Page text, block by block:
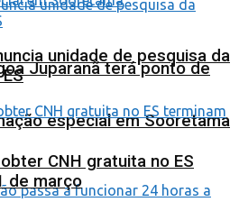
Juparanã terá ponto de
especial em Sooretama
unidade de pesquisa da
CNH gratuita no ES
de março